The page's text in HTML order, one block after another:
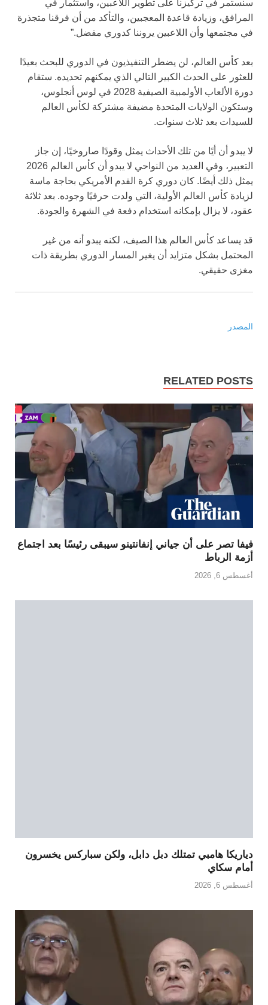
سنستمر في تركيزنا على تطوير اللاعبين، واستثمار في
المرافق، وزيادة قاعدة المعجبين، والتأكد من أن فرقنا متجذرة
في مجتمعها وأن اللاعبين يروننا كدوري مفضل.”
بعد كأس العالم، لن يضطر التنفيذيون في الدوري للبحث بعيدًا
للعثور على الحدث الكبير التالي الذي يمكنهم تحديده. ستقام
دورة الألعاب الأولمبية الصيفية 2028 في لوس أنجلوس،
وستكون الولايات المتحدة مضيفة مشتركة لكأس العالم
للسيدات بعد ثلاث سنوات.
لا يبدو أن أيًا من تلك الأحداث يمثل وقودًا صاروخيًا، إن جاز
التعبير، وفي العديد من النواحي لا يبدو أن كأس العالم 2026
يمثل ذلك أيضًا. كان دوري كرة القدم الأمريكي بحاجة ماسة
لزيادة كأس العالم الأولية، التي ولدت حرفيًا وجوده. بعد ثلاثة
عقود، لا يزال بإمكانه استخدام دفعة في الشهرة والجودة.
قد يساعد كأس العالم هذا الصيف، لكنه يبدو أنه من غير
المحتمل بشكل متزايد أن يغير المسار الدوري بطريقة ذات
مغزى حقيقي.
المصدر
RELATED POSTS
فيفا تصر على أن جياني إنفانتينو سيبقى رئيسًا بعد اجتماع
أزمة الرباط
أغسطس 6, 2026
دياريكا هامبي تمتلك دبل دابل، ولكن سباركس يخسرون
أمام سكاي
أغسطس 6, 2026